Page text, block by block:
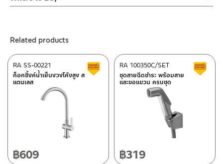
ตั้งก็ง่ายด้วยตัวล็อกฐานก๊อกทองเหลืองที่แข็งแรงทนทาน ใช้เพียงมือ
ในเงื่อนไขการรับประกัน
3.ห้ามใช้สารเคมีที่มีฤทธิ์เป็นกรด ในการทำความสะอาด เนื่องจากผิวของ
สินค้าจะเสียหายได้
4.ห้ามใช้แปรง วัสดุแข็ง หยาบ ห้ามใช้ฝอยขัดทำความสะอาด ขัดหรือถู
บนตัวสินค้า ซึ่งจะสร้างความเสียหายให้เกิดขึ้นกับผิวของสินค้าได้
– Email: contact@charnpaiboon.com
662/61-62 Rama 3 Road, Bangpongpang, Yannawa,
Tel: 02-358-0080 / 080-075-8668 / 091-545-0556
– Shopee
–Lazada
–ซื้อสินค้าชิ้นนี้บน Shopee>> Click Here<<
–ซื้อสินค้าชิ้นนี้บน Lazada Click Here<<
ติดต่อพนักงานขาย / Contact Sales Staff
@charnpaiboon.sales
Related products
ก็อกซิ้งค์น้ำเย็นงวงโค้งสูง ส
แตนเลส
RA SS-00221 Clearance sale
฿609
ชุดสายฉีดชำระ พร้อมสาย
และขอแขวน ครบชุด
RA 100350C/SET
฿319